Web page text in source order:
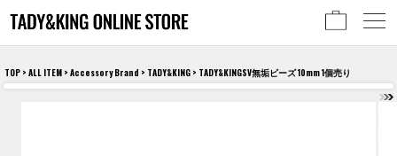
TOP > ALL ITEM > Accessory Brand > TADY&KING > TADY&KINGSV無垢ビーズ 10mm 1個売り